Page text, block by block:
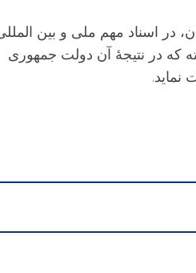
در اسناد مهم ملی و بین
که در نتیجۀ آن دولت جمهوری